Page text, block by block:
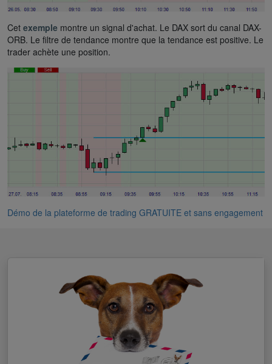
Cet exemple montre un signal d'achat. Le DAX sort du canal DAX-
ORB. Le filtre de tendance montre que la tendance est positive. Le
trader achète une position.
Démo de la plateforme de trading GRATUITE et sans engagement